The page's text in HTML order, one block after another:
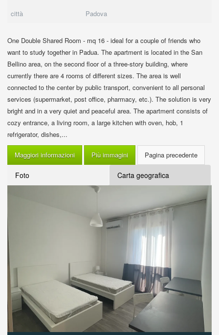
città
Padova
One Double Shared Room - mq 16 - ideal for a couple of friends who
want to study together in Padua. The apartment is located in the San
Bellino area, on the second floor of a three-story building, where
currently there are 4 rooms of different sizes. The area is well
connected to the center by public transport, convenient to all personal
services (supermarket, post office, pharmacy, etc.). The solution is very
bright and in a very quiet and peaceful area. The apartment consists of
cozy entrance, a living room, a large kitchen with oven, hob, 1
refrigerator, dishes,...
Maggiori informazioni Più immagini
Foto Carta geografica